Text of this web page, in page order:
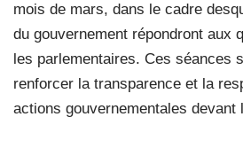
mois de mars, dans le cadre
du gouvernement répondront aux
les parlementaires. Ces séances
renforcer la transparence et la
actions gouvernementales devant